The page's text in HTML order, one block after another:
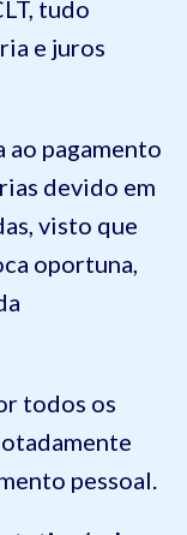
tudo
e juros
ao pagamento
devido em
visto que
oportuna,
todos os
pessoal.